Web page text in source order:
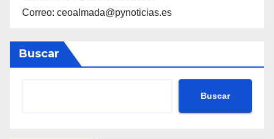
Correo: ceoalmada@pynoticias.es
Buscar
Buscar